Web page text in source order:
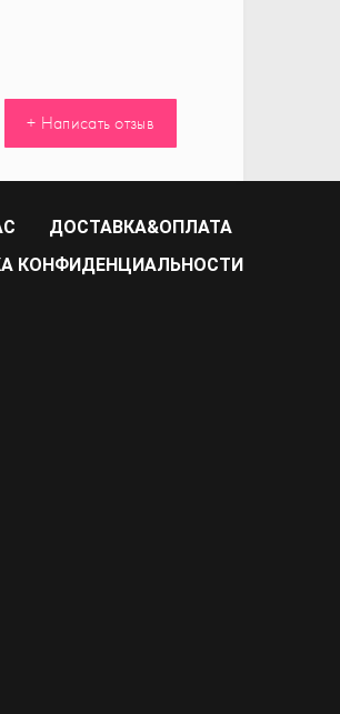
+ Написать отзыв
ДОСТАВКА&ОПЛАТА
КОНФИДЕНЦИАЛЬНОСТИ